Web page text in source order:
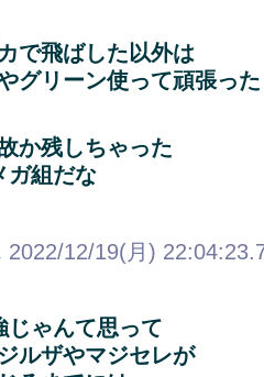
で飛ばした以外は
グリーン使って頑張った
か残しちゃった
ガ組だな
2022/12/19(月)
じゃんて思って
ルザやマジセレが